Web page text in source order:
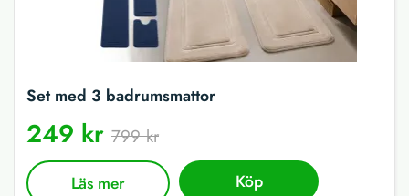
Set med 3 badrumsmattor
249 kr 799 kr
Läs mer Köp